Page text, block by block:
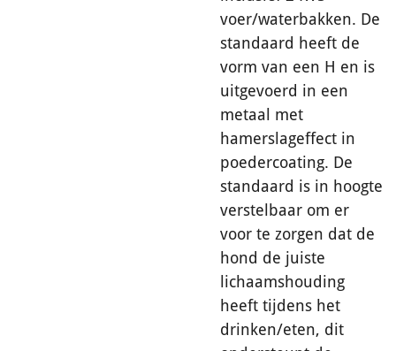
voer/waterbakken. De
standaard heeft de
vorm van een H en is
uitgevoerd in een
metaal met
hamerslageffect in
poedercoating. De
standaard is in hoogte
verstelbaar om er
voor te zorgen dat de
hond de juiste
lichaamshouding
heeft tijdens het
drinken/eten, dit